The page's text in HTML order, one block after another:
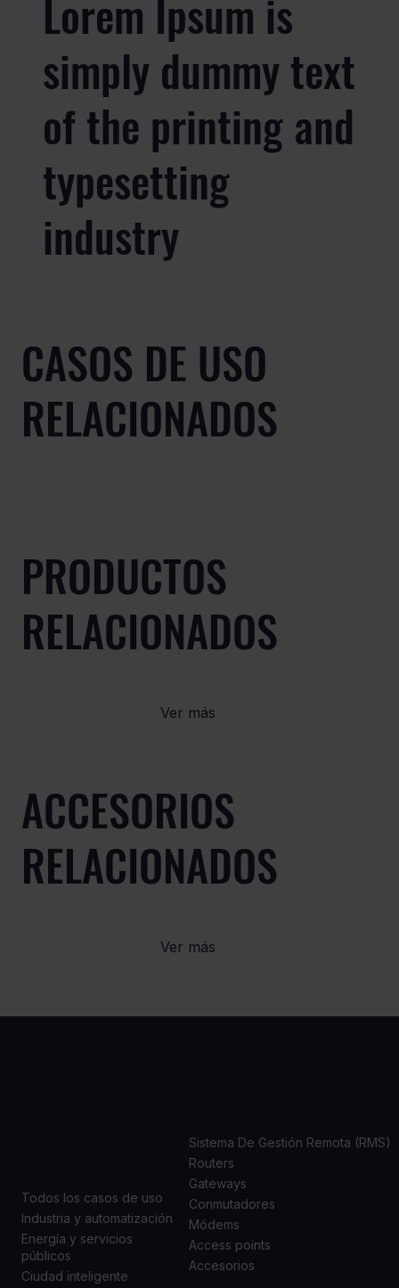
Lorem Ipsum is
simply dummy text
of the printing and
typesetting
industry
CASOS DE USO
RELACIONADOS
PRODUCTOS
RELACIONADOS
Ver más
ACCESORIOS
RELACIONADOS
Ver más
Todos los casos de uso
Industria y automatización
Energía y servicios
públicos
Ciudad inteligente
Sistema De Gestión Remota (RMS)
Routers
Gateways
Conmutadores
Módems
Access points
Accesorios